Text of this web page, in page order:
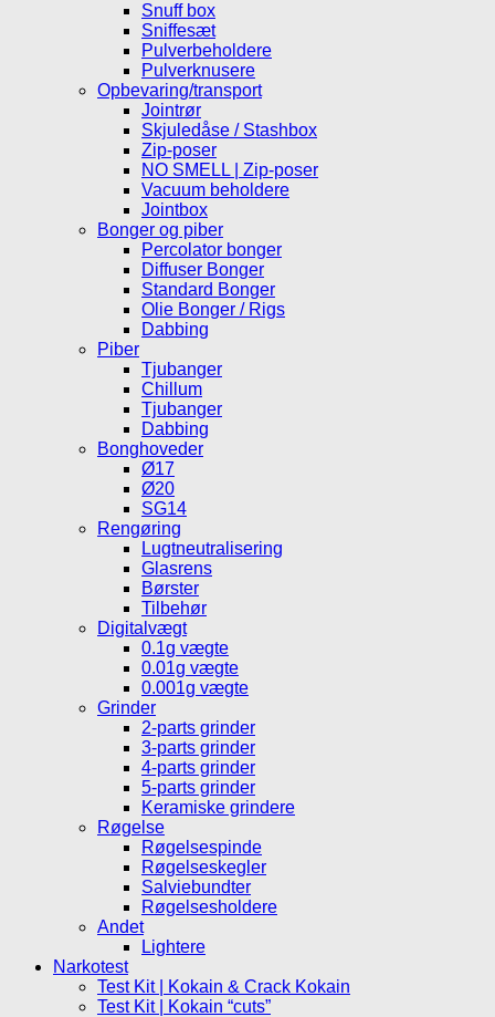
Snuff box
Sniffesæt
Pulverbeholdere
Pulverknusere
Opbevaring/transport
Jointrør
Skjuledåse / Stashbox
Zip-poser
NO SMELL | Zip-poser
Vacuum beholdere
Jointbox
Bonger og piber
Percolator bonger
Diffuser Bonger
Standard Bonger
Olie Bonger / Rigs
Dabbing
Piber
Tjubanger
Chillum
Tjubanger
Dabbing
Bonghoveder
Ø17
Ø20
SG14
Rengøring
Lugtneutralisering
Glasrens
Børster
Tilbehør
Digitalvægt
0.1g vægte
0.01g vægte
0.001g vægte
Grinder
2-parts grinder
3-parts grinder
4-parts grinder
5-parts grinder
Keramiske grindere
Røgelse
Røgelsespinde
Røgelseskegler
Salviebundter
Røgelsesholdere
Andet
Lightere
Narkotest
Test Kit | Kokain & Crack Kokain
Test Kit | Kokain “cuts”